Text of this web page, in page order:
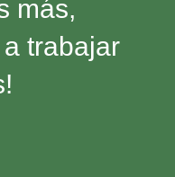
más,
a trabajar